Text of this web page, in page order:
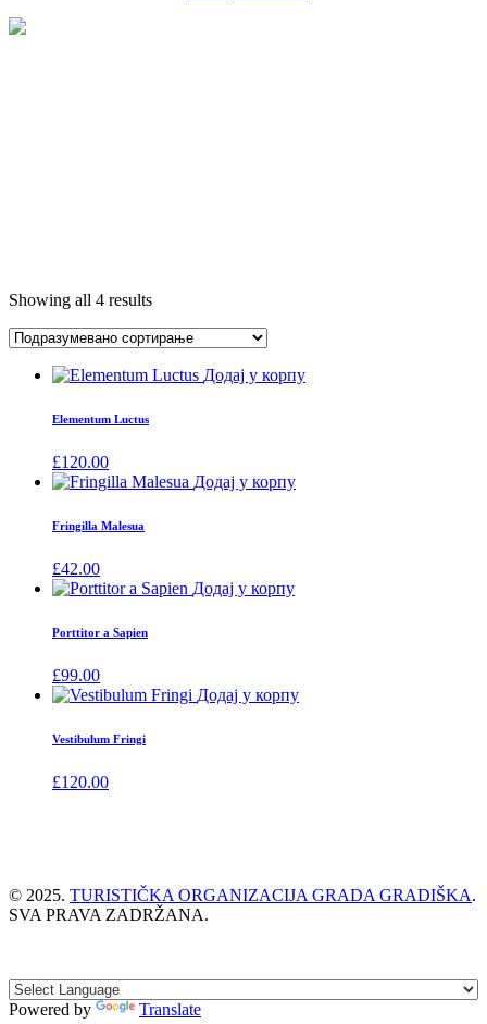
Showing all 4 results
Додај у корпу
Elementum Luctus
£120.00
Додај у корпу
Fringilla Malesua
£42.00
Додај у корпу
Porttitor a Sapien
£99.00
Додај у корпу
Vestibulum Fringi
£120.00
© 2025. TURISTIČKA ORGANIZACIJA GRADA GRADIŠKA.
SVA PRAVA ZADRŽANA.
Powered by Translate